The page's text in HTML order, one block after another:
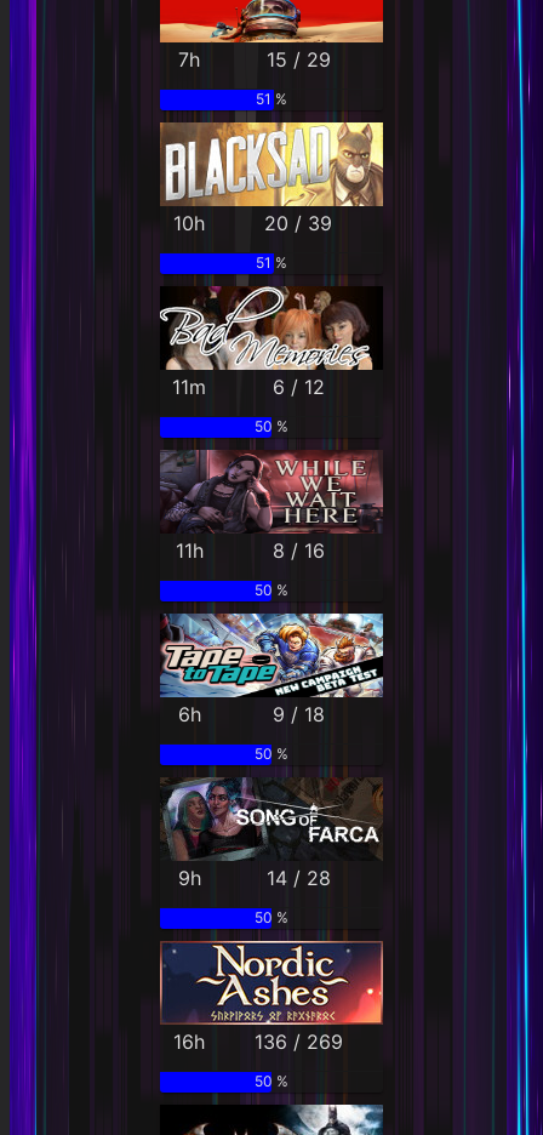
7h 15 / 29
51 %
10h 20 / 39
51 %
11m 6 / 12
50 %
11h 8 / 16
50 %
6h 9 / 18
50 %
9h 14 / 28
50 %
16h 136 / 269
50 %